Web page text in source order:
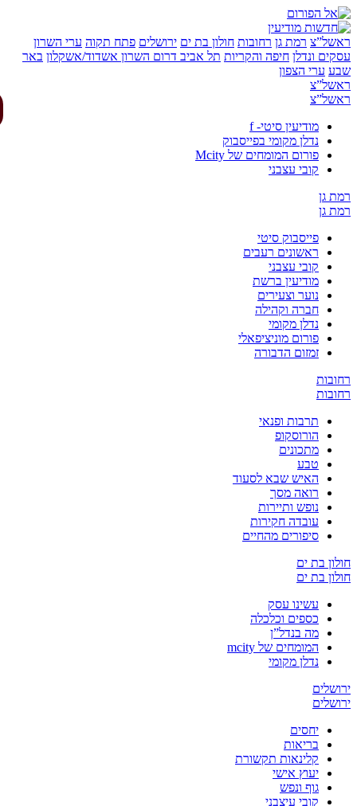
רמת גן רחובות חולון בת ים ירושלים פתח תקוה ערי השרון
ונדלן חיפה והקריות תל אביבדרום השרוןאשדוד/אשקלון באר
ערי הצפון
מודיעין סיטי- f
נדלן מקומי בפייסבוק
פורום המומחים של Mcity
קובי עצבני
גן
גן
פייסבוק סיטי
ראשונים רעבים
קובי עצבני
מודיעין ברשת
נוער וצעירים
חברה וקהילה
נדלן מקומי
פורום מוניציפאלי
זמזום הדבורה
תרבות ופנאי
הורוסקופ
מתכונים
טבע
האיש שבא לסעוד
רואה מסך
נופש ותיירות
עובדה חקירות
סיפורים מהחיים
בת ים
בת ים
עשינו עסק
כספים וכלכלה
מה בנדל”ן
המומחים של mcity
נדלן מקומי
יחסים
בריאות
קלינאות תקשורת
יעוץ אישי
גוף ונפש
קובי עיצבני